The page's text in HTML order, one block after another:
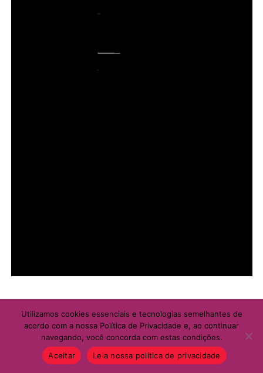
Utilizamos cookies essenciais e tecnologias semelhantes de
acordo com a nossa Política de Privacidade e, ao continuar
navegando, você concorda com estas condições.
Aceitar
Leia nossa política de privacidade